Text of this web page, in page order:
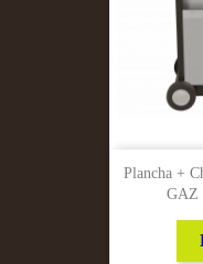
Plancha +
GAZ